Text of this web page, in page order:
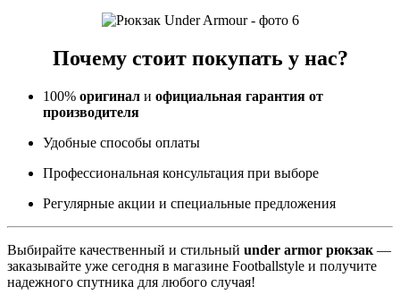
Почему стоит покупать у нас?
100% оригинал и официальная гарантия от
производителя
Удобные способы оплаты
Профессиональная консультация при выборе
Регулярные акции и специальные предложения
Выбирайте качественный и стильный under armor рюкзак —
заказывайте уже сегодня в магазине Footballstyle и получите
надежного спутника для любого случая!